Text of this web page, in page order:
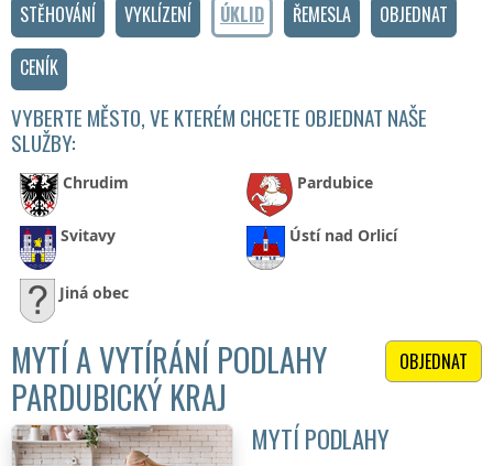
STĚHOVÁNÍ VYKLÍZENÍ ÚKLID ŘEMESLA
OBJEDNAT
CENÍK
VYBERTE MĚSTO, VE KTERÉM CHCETE OBJEDNAT NAŠE
SLUŽBY:
Chrudim Pardubice
Svitavy Ústí nad Orlicí
Jiná obec
OBJEDNAT
MYTÍ A VYTÍRÁNÍ PODLAHY
PARDUBICKÝ KRAJ
MYTÍ PODLAHY